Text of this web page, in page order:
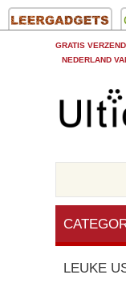
GRATIS
NEDERLAND
LEUKE